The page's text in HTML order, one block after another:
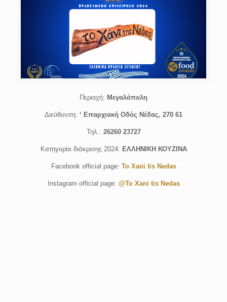
Περιοχή: Μεγαλόπολη
Διεύθυνση: ‘ Επαρχιακή Οδός Νέδας, 270 61
Τηλ.: 26260 23727
Κατηγορία διάκρισης 2024: ΕΛΛΗΝΙΚΗ ΚΟΥΖΙΝΑ
Facebook official page: To Xani tis Nedas
Instagram official page: @To Xani tis Nedas